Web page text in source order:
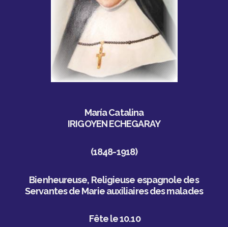
María Catalina
IRIGOYEN ECHEGARAY
(1848-1918)
Bienheureuse, Religieuse espagnole des
Servantes de Marie auxiliaires des malades
Fête le 10.10